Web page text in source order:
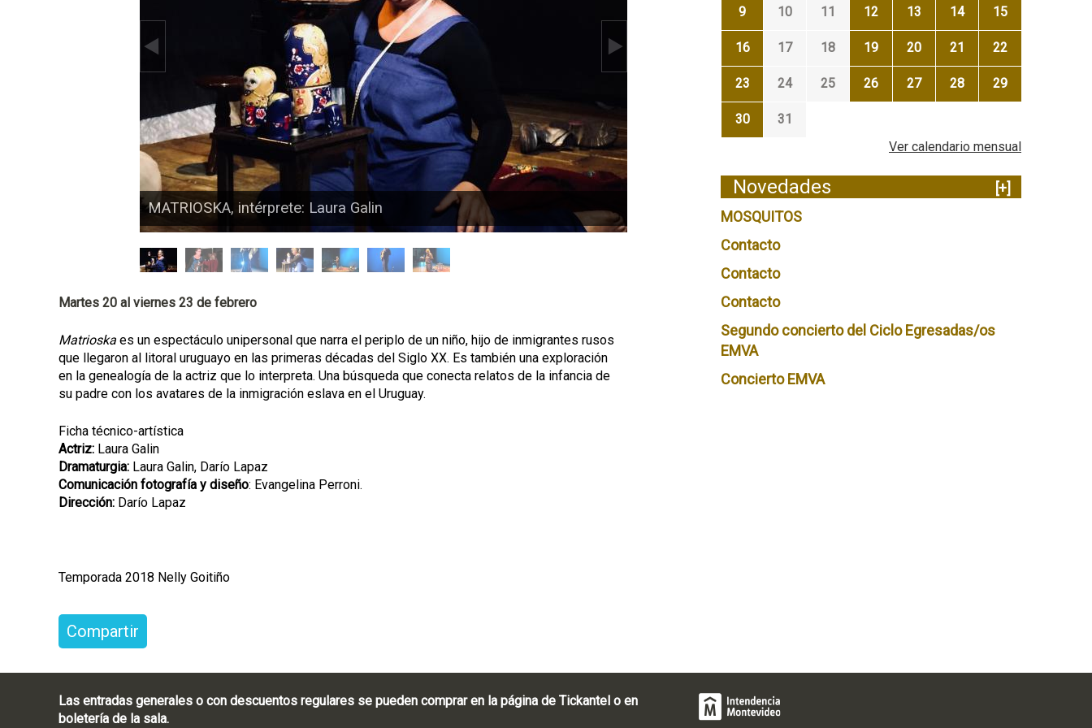
MATRIOSKA, intérprete: Laura Galin
Martes 20 al viernes 23 de febrero
Matrioska es un espectáculo unipersonal que narra el periplo de un niño, hijo de inmigrantes rusos
que llegaron al litoral uruguayo en las primeras décadas del Siglo XX. Es también una exploración
en la genealogía de la actriz que lo interpreta. Una búsqueda que conecta relatos de la infancia de
su padre con los avatares de la inmigración eslava en el Uruguay.
Ficha técnico-artística
Actriz: Laura Galin
Dramaturgia: Laura Galin, Darío Lapaz
Comunicación fotografía y diseño: Evangelina Perroni.
Dirección: Darío Lapaz
Temporada 2018 Nelly Goitiño
Compartir
9 10 11 12 13 14 15
16 17 18 19 20 21 22
23 24 25 26 27 28 29
30
31
Ver calendario mensual
Novedades
[+]
MOSQUITOS
Contacto
Contacto
Contacto
Segundo concierto del Ciclo Egresadas/os
EMVA
Concierto EMVA
Las entradas generales o con descuentos regulares se pueden comprar en la página de Tickantel o en
boletería de la sala.